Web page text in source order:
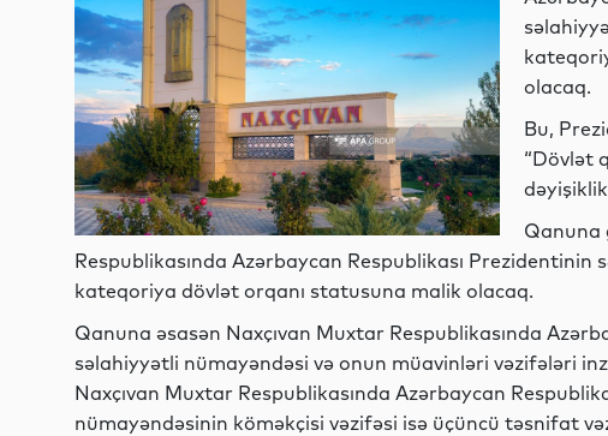
olacaq.
Bu,
“Dövlət
Qanuna
Respublikasında Azərbaycan Respublikası
kateqoriya dövlət orqanı statusuna malik olacaq.
Qanuna əsasən Naxçıvan Muxtar Respublikasında
səlahiyyətli nümayəndəsi və onun müavinləri vəzifələri
Naxçıvan Muxtar Respublikasında Azərbaycan
nümayəndəsinin köməkçisi vəzifəsi isə üçüncü təsnifat